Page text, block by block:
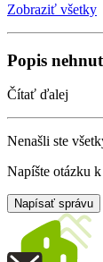
Zobraziť všetky
Popis
Čítať ďalej
Nenašli ste
Napíšte otázku
Napísať správu